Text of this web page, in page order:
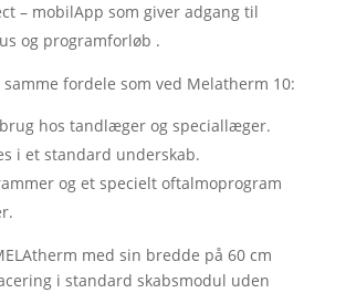
– mobilApp som giver adgang til
og programforløb .
fordele som ved Melatherm 10:
hos tandlæger og speciallæger.
i et standard underskab.
og et specielt oftalmoprogram
med sin bredde på 60 cm
i standard skabsmodul uden